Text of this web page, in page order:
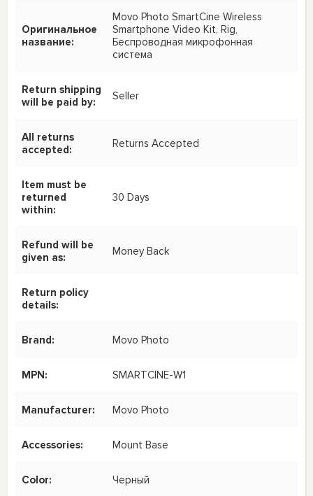
Оригинальное
название:
Movo Photo SmartCine Wireless
Smartphone Video Kit, Rig,
Беспроводная микрофонная
система
Return shipping
will be paid by:
Seller
All returns
accepted:
Returns Accepted
Item must be
returned
within:
30 Days
Refund will be
given as:
Money Back
Return policy
details:
Brand: Movo Photo
MPN: SMARTCINE-W1
Manufacturer: Movo Photo
Accessories: Mount Base
Color: Черный